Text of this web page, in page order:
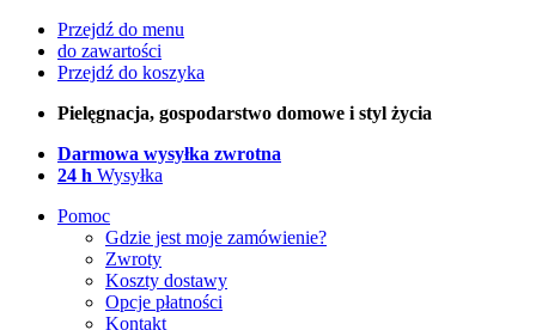
Przejdź do menu
do zawartości
Przejdź do koszyka
Pielęgnacja, gospodarstwo domowe i styl życia
Darmowa wysyłka zwrotna
24 h Wysyłka
Pomoc
Gdzie jest moje zamówienie?
Zwroty
Koszty dostawy
Opcje płatności
Kontakt